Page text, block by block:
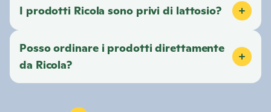
I prodotti Ricola sono privi di lattosio?
Posso ordinare i prodotti direttamente
da Ricola?